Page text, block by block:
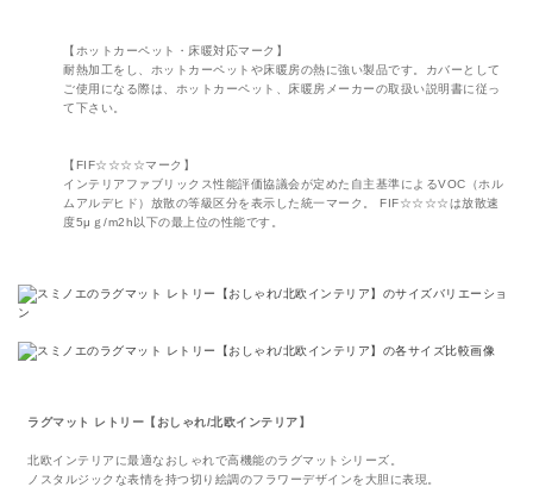
【ホットカーペット・床暖対応マーク】
耐熱加工をし、ホットカーペットや床暖房の熱に強い製品です。カバーとして
ご使用になる際は、ホットカーペット、床暖房メーカーの取扱い説明書に従っ
て下さい。
【FIF☆☆☆☆マーク】
インテリアファブリックス性能評価協議会が定めた自主基準によるVOC（ホル
ムアルデヒド）放散の等級区分を表示した統一マーク。 FIF☆☆☆☆は放散速
度5μｇ/m2h以下の最上位の性能です。
ラグマット レトリー【おしゃれ/北欧インテリア】
北欧インテリアに最適なおしゃれで高機能のラグマットシリーズ。
ノスタルジックな表情を持つ切り絵調のフラワーデザインを大胆に表現。